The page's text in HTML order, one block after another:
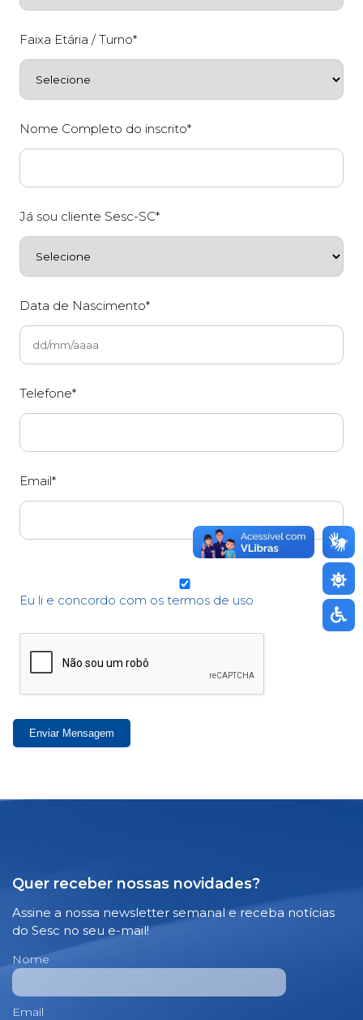
Faixa Etária / Turno*
Nome Completo do inscrito*
Já sou cliente Sesc-SC*
Data de Nascimento*
Telefone*
Email*
Eu li e concordo com os termos de uso
Enviar Mensagem
Quer receber nossas novidades?
Assine a nossa newsletter semanal e receba notícias
do Sesc no seu e-mail!
Nome
Email